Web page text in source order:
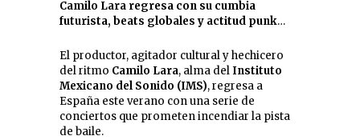
Camilo Lara regresa con su cumbia
futurista, beats globales y actitud punk…
El productor, agitador cultural y hechicero
del ritmo Camilo Lara, alma delInstituto
Mexicano del Sonido (IMS), regresa a
España este verano con una serie de
conciertos que prometen incendiar la pista
de baile.